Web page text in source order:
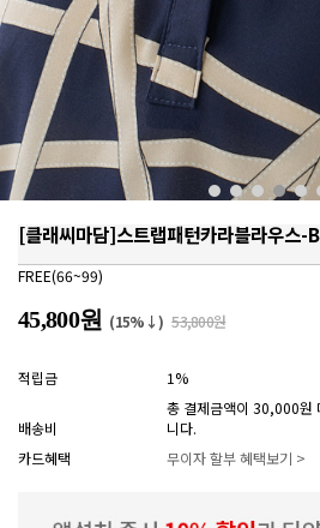
[클래씨마담]스트랩패턴카라블라우스
FREE(66~99)
45,800원 (15%↓) 53,800원
적립금 1%
배송비
총 결제금액이 30,000원
니다.
카드혜택
무이자 할부 혜택보기 >